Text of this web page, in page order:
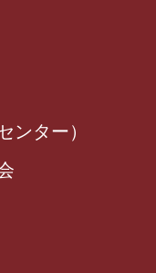
ンター）